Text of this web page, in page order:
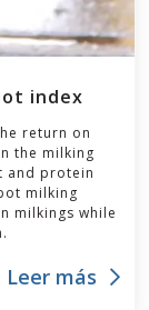
index
return on
the milking
and protein
milking
milkings while
Leer más